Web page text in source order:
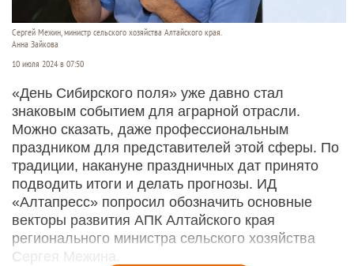
Сергей Межин, министр сельского хозяйства Алтайского края.
Анна Зайкова
10 июля 2024 в 07:50
«День Сибирского поля» уже давно стал
знаковым событием для аграрной отрасли.
Можно сказать, даже профессиональным
праздником для представителей этой сферы. По
традиции, накануне праздничных дат принято
подводить итоги и делать прогнозы. ИД
«Алтапресс» попросил обозначить основные
векторы развития АПК Алтайского края
регионального министра сельского хозяйства
Сергея Межина.